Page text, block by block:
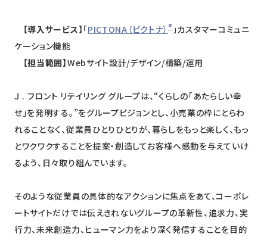
【導入サービス】 「PICTONA（ピクトナ）®」カスタマーコミュニ
ケーション機能
【担当範囲】Webサイト設計/デザイン/構築/運用
Ｊ . フロント リテイリング グループは、“くらしの「あたらしい幸
せ」を発明する。”をグループビジョンとし、小売業の枠にとらわ
れることなく、従業員ひとりひとりが、暮らしをもっと楽しく、もっ
とワクワクすることを提案・創造してお客様へ感動を与えていけ
るよう、日々取り組んでいます。
そのような従業員の具体的なアクションに焦点をあて、コーポレ
ートサイトだけでは伝えきれないグループの革新性、追求力、実
行力、未来創造力、ヒューマン力をより深く発信することを目的